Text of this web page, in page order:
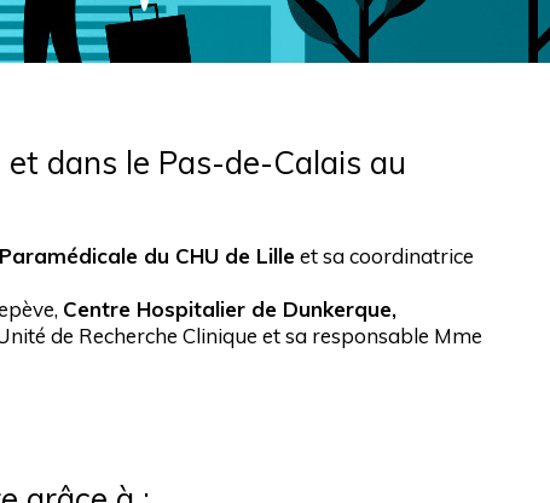
dans le Pas-de-Calais au
du CHU de Lilleet sa coordinatrice
Centre Hospitalier de Dunkerque,
de Recherche Clinique et sa responsable Mme